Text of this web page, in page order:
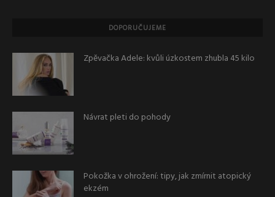
DOPORUČUJEME
Zpěvačka Adele: kvůli úzkostem zhubla 45 kilo
Návrat pleti do pohody
Pokožka v ohrožení: tipy, jak zmírnit atopický
ekzém